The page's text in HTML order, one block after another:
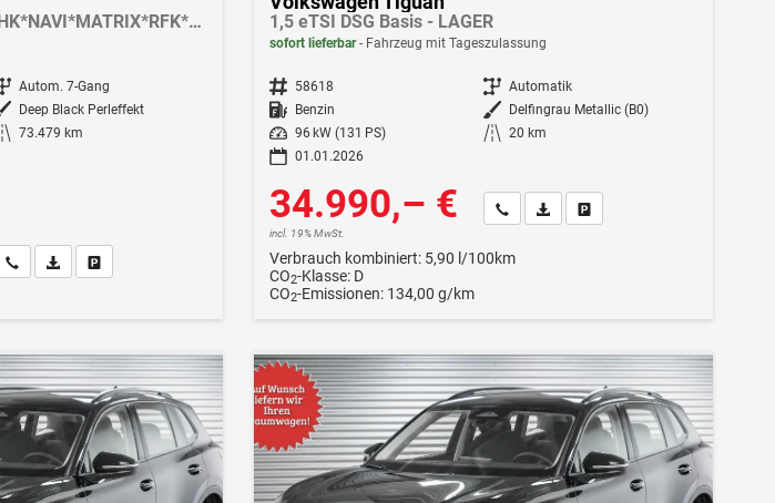
2.0 TDI, 4 Motion, R-Line*AHK*NAVI*MATRIX*RFK*19LM*ACC* 8 fach bereift
Getriebe Autom. 7-Gang
Außenfarbe Deep Black Perleffekt
Kilometerstand 73.479 km
Wir rufen Sie an
Fahrzeugexposé (PDF)
Fahrzeug parken
1,5 eTSI DSG Basis - LAGER
sofort lieferbar Fahrzeug mit Tageszulassung
Fahrzeugnr. 58618 Getriebe Automatik
Kraftstoff Benzin Außenfarbe Delfingrau Metallic (B0)
Leistung
96 kW (131 PS) Kilometerstand 20 km
01.01.2026
34.990,– €
incl. 19% MwSt.
Wir rufen Sie an
Fahrzeugexposé (PDF)
Fahrzeug parken
Verbrauch kombiniert: 5,90 l/100km
CO2-Klasse: D
CO2-Emissionen: 134,00 g/km